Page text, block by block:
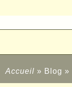
Accueil » Blog »